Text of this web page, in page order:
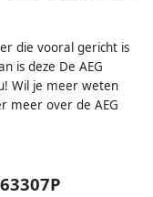
die vooral gericht is
is deze De AEG
Wil je meer weten
meer over de AEG